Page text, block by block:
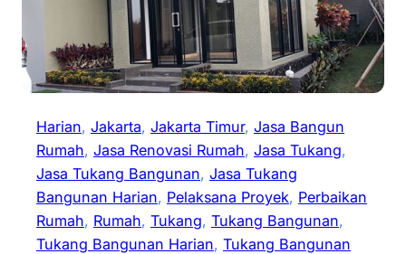
Harian, Jakarta, Jakarta Timur, Jasa Bangun
Rumah, Jasa Renovasi Rumah, Jasa Tukang
Jasa Tukang Bangunan, Jasa Tukang
Bangunan Harian, Pelaksana Proyek, Perbaikan
Rumah, Rumah, Tukang, Tukang Bangunan
Tukang Bangunan Harian, Tukang Bangunan